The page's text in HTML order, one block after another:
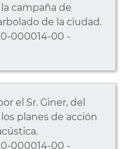
campaña de
de la ciudad.
000014-00 -
el Sr. Giner, del
planes de acción
000014-00 -